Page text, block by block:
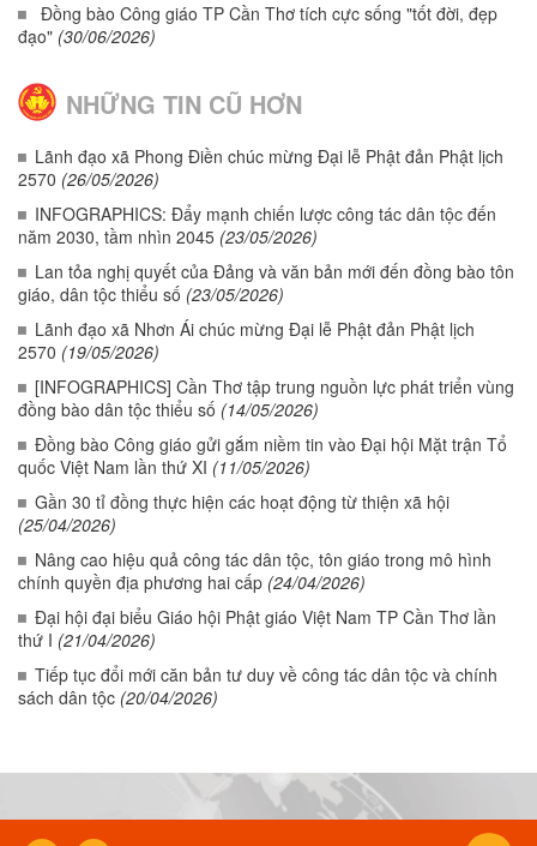
Đồng bào Công giáo TP Cần Thơ tích cực sống "tốt đời, đẹp
đạo" (30/06/2026)
NHỮNG TIN CŨ HƠN
Lãnh đạo xã Phong Điền chúc mừng Đại lễ Phật đản Phật lịch
2570 (26/05/2026)
INFOGRAPHICS: Đẩy mạnh chiến lược công tác dân tộc đến
năm 2030, tầm nhìn 2045 (23/05/2026)
Lan tỏa nghị quyết của Đảng và văn bản mới đến đồng bào tôn
giáo, dân tộc thiểu số (23/05/2026)
Lãnh đạo xã Nhơn Ái chúc mừng Đại lễ Phật đản Phật lịch
2570 (19/05/2026)
[INFOGRAPHICS] Cần Thơ tập trung nguồn lực phát triển vùng
đồng bào dân tộc thiểu số (14/05/2026)
Đồng bào Công giáo gửi gắm niềm tin vào Đại hội Mặt trận Tổ
quốc Việt Nam lần thứ XI (11/05/2026)
Gần 30 tỉ đồng thực hiện các hoạt động từ thiện xã hội
(25/04/2026)
Nâng cao hiệu quả công tác dân tộc, tôn giáo trong mô hình
chính quyền địa phương hai cấp (24/04/2026)
Đại hội đại biểu Giáo hội Phật giáo Việt Nam TP Cần Thơ lần
thứ I (21/04/2026)
Tiếp tục đổi mới căn bản tư duy về công tác dân tộc và chính
sách dân tộc (20/04/2026)